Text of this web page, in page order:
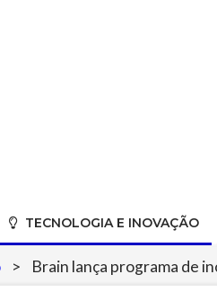
TECNOLOGIA E INOVAÇÃO
> Brain lança programa de